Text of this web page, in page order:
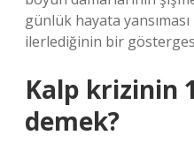
günlük hayata
ilerlediğinin bir
Kalp krizinin
demek?